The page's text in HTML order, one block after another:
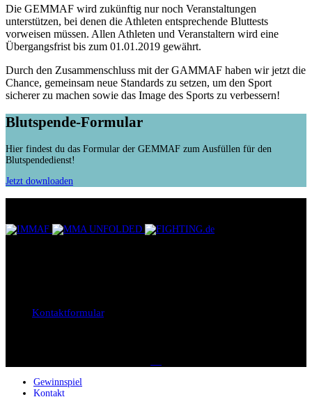
Die GEMMAF wird zukünftig nur noch Veranstaltungen
unterstützen, bei denen die Athleten entsprechende Bluttests
vorweisen müssen. Allen Athleten und Veranstaltern wird eine
Übergangsfrist bis zum 01.01.2019 gewährt.
Durch den Zusammenschluss mit der GAMMAF haben wir jetzt die
Chance, gemeinsam neue Standards zu setzen, um den Sport
sicherer zu machen sowie das Image des Sports zu verbessern!
Blutspende-Formular
Hier findest du das Formular der GEMMAF zum Ausfüllen für den
Blutspendedienst!
Jetzt downloaden
Kontaktformular.
Gewinnspiel
Kontakt